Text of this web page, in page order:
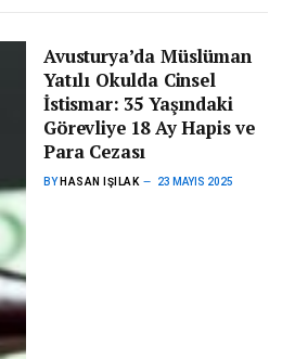
Avusturya’da Müslüman
Yatılı Okulda Cinsel
İstismar: 35 Yaşındaki
Görevliye 18 Ay Hapis ve
Para Cezası
BY HASAN IŞILAK 23 MAYIS 2025